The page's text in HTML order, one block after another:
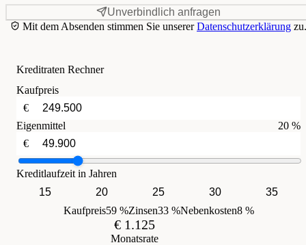
Unverbindlich anfragen
Mit dem Absenden stimmen Sie unsererDatenschutzerklärung zu.
Kreditraten Rechner
Kaufpreis
€
Eigenmittel
20 %
€
Kreditlaufzeit in Jahren
15
20 25 30
35
Kaufpreis59 %Zinsen33 %Nebenkosten8 %
€ 1.125
Monatsrate